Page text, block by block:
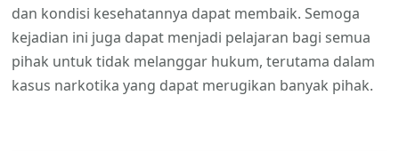
dan kondisi kesehatannya dapat membaik. Semoga
kejadian ini juga dapat menjadi pelajaran bagi semua
pihak untuk tidak melanggar hukum, terutama dalam
kasus narkotika yang dapat merugikan banyak pihak.